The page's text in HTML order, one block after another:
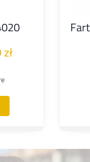
złZakres